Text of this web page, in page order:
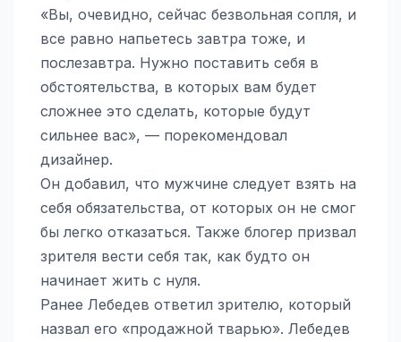
«Вы, очевидно, сейчас безвольная сопля, и
все равно напьетесь завтра тоже, и
послезавтра. Нужно поставить себя в
обстоятельства, в которых вам будет
сложнее это сделать, которые будут
сильнее вас», — порекомендовал
дизайнер.
Он добавил, что мужчине следует взять на
себя обязательства, от которых он не смог
бы легко отказаться. Также блогер призвал
зрителя вести себя так, как будто он
начинает жить с нуля.
Ранее Лебедев ответил зрителю, который
назвал его «продажной тварью». Лебедев